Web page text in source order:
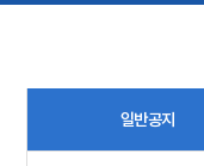
일반공지